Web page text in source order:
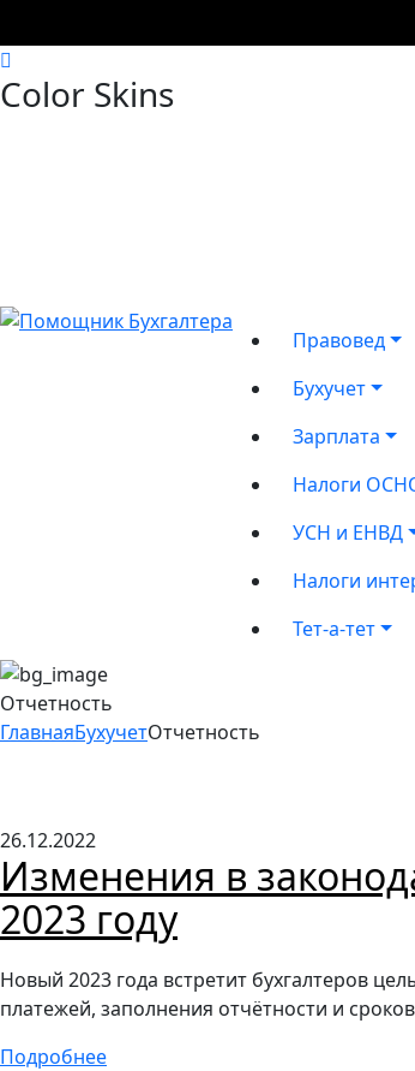
Color Skins
Правовед
Бухучет
Зарплата
Налоги
УСН и ЕНВД
Налоги
Тет-а-тет
Отчетность
ГлавнаяБухучетОтчетность
26.12.2022
Изменения в
2023 году
Новый 2023 года встретит бухгалтеров
платежей, заполнения отчётности и
Подробнее